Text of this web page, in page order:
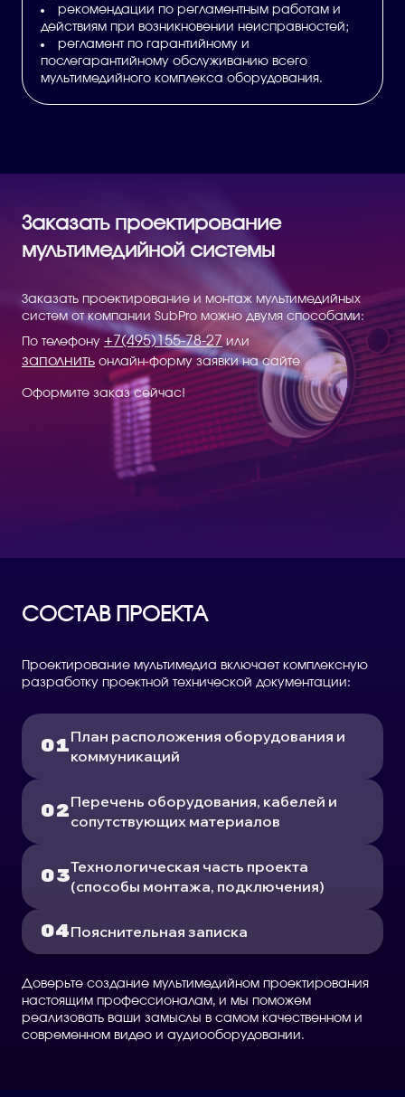
рекомендации по регламентным работам и
действиям при возникновении неисправностей;
регламент по гарантийному и
послегарантийному обслуживанию всего
мультимедийного комплекса оборудования.
Заказать проектирование
мультимедийной системы
Заказать проектирование и монтаж мультимедийных
систем от компании SubPro можно двумя способами:
По телефону +7(495)155-78-27или
заполнить онлайн-форму заявки на сайте
Оформите заказ сейчас!
СОСТАВ ПРОЕКТА
Проектирование мультимедиа включает комплексную
разработку проектной технической документации:
План расположения оборудования и
коммуникаций
Перечень оборудования, кабелей и
сопутствующих материалов
Технологическая часть проекта
(способы монтажа, подключения)
Пояснительная записка
Доверьте создание мультимедийном проектирования
настоящим профессионалам, и мы поможем
реализовать ваши замыслы в самом качественном и
современном видео и аудиооборудовании.